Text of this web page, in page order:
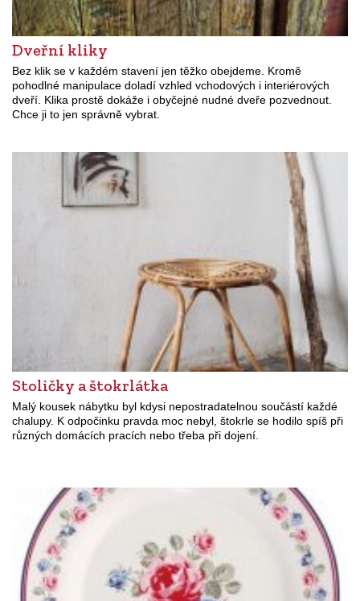
Dveřní kliky
Bez klik se v každém stavení jen těžko obejdeme. Kromě
pohodlné manipulace doladí vzhled vchodových i interiérových
dveří. Klika prostě dokáže i obyčejné nudné dveře pozvednout.
Chce ji to jen správně vybrat.
Stoličky a štokrlátka
Malý kousek nábytku byl kdysi nepostradatelnou součástí každé
chalupy. K odpočinku pravda moc nebyl, štokrle se hodilo spíš při
různých domácích pracích nebo třeba při dojení.